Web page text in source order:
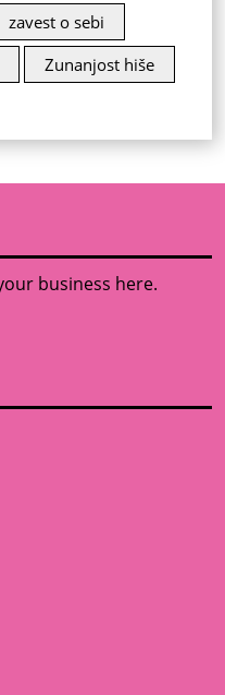
zavest o sebi
Zunanjost hiše
business here.